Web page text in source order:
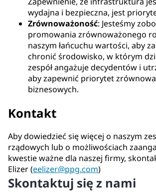
wydajna i bezpieczna, jest
Zrównoważoność: Jesteśmy
promowania zrównoważonego
naszym łańcuchu wartości, aby
chronić środowisko, w którym
zespół angażuje decydentów i
aby zapewnić priorytet
biznesowych.
Kontakt
Aby dowiedzieć się więcej o naszym
rządowych lub o możliwościach
kwestie ważne dla naszej firmy,
Elizer (eelizer@ppg.com)
Skontaktuj się z nami